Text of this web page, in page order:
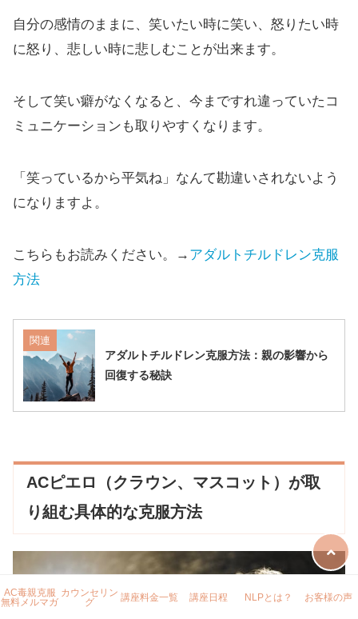
自分の感情のままに、笑いたい時に笑い、怒りたい時
に怒り、悲しい時に悲しむことが出来ます。
そして笑い癖がなくなると、今まですれ違っていたコ
ミュニケーションも取りやすくなります。
「笑っているから平気ね」なんて勘違いされないよう
になりますよ。
こちらもお読みください。→ アダルトチルドレン克服
方法
関連
アダルトチルドレン克服方法：親の影響から
回復する秘訣
ACピエロ（クラウン、マスコット）が取
り組む具体的な克服方法
AC毒親克服
無料メルマガ
カウンセリン
グ
講座料金一覧 講座日程 NLPとは？ お客様の声